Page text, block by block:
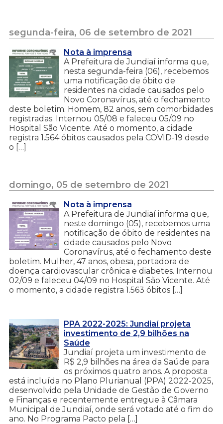
segunda-feira, 06 de setembro de 2021
Nota à imprensa
A Prefeitura de Jundiaí informa que,
nesta segunda-feira (06), recebemos
uma notificação de óbito de
residentes na cidade causados pelo
Novo Coronavírus, até o fechamento
deste boletim. Homem, 82 anos, sem comorbidades
registradas. Internou 05/08 e faleceu 05/09 no
Hospital São Vicente. Até o momento, a cidade
registra 1.564 óbitos causados pela COVID-19 desde
o […]
domingo, 05 de setembro de 2021
Nota à imprensa
A Prefeitura de Jundiaí informa que,
neste domingo (05), recebemos uma
notificação de óbito de residentes na
cidade causados pelo Novo
Coronavírus, até o fechamento deste
boletim. Mulher, 47 anos, obesa, portadora de
doença cardiovascular crônica e diabetes. Internou
02/09 e faleceu 04/09 no Hospital São Vicente. Até
o momento, a cidade registra 1.563 óbitos […]
PPA 2022-2025: Jundiaí projeta
investimento de 2,9 bilhões na
Saúde
Jundiaí projeta um investimento de
R$ 2,9 bilhões na área da Saúde para
os próximos quatro anos. A proposta
está incluída no Plano Plurianual (PPA) 2022-2025,
desenvolvido pela Unidade de Gestão de Governo
e Finanças e recentemente entregue à Câmara
Municipal de Jundiaí, onde será votado até o fim do
ano. No Programa Pacto pela […]